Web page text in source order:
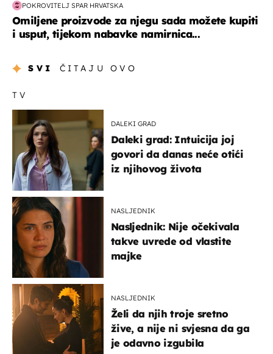
POKROVITELJ SPAR HRVATSKA
Omiljene proizvode za njegu sada možete kupiti
i usput, tijekom nabavke namirnica...
SVI ČITAJU OVO
TV
DALEKI GRAD
Daleki grad: Intuicija joj
govori da danas neće otići
iz njihovog života
NASLJEDNIK
Nasljednik: Nije očekivala
takve uvrede od vlastite
majke
NASLJEDNIK
Želi da njih troje sretno
žive, a nije ni svjesna da ga
je odavno izgubila